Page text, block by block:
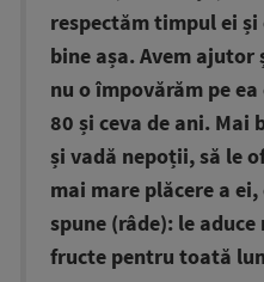
respectăm timpul ei și
bine așa. Avem ajutor
nu o împovărăm pe
80 și ceva de ani. Mai
și vadă nepoții, să le
mai mare plăcere a
spune (râde): le
fructe pentru toată